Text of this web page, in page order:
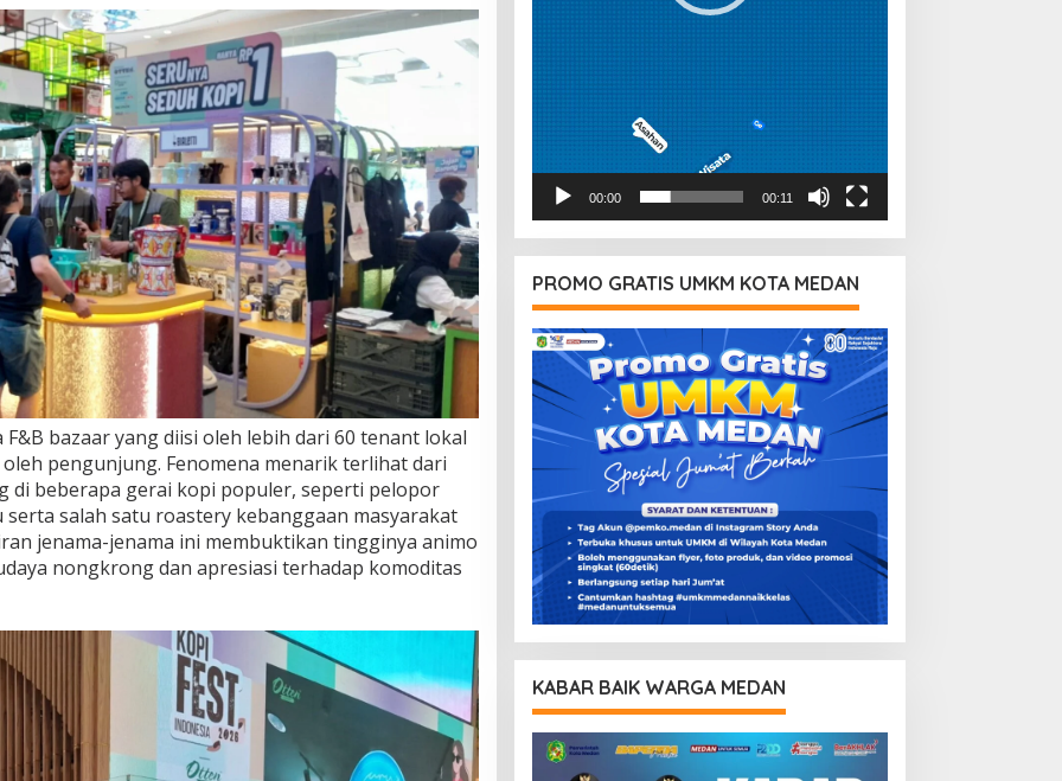
bazaar yang diisi oleh lebih dari 60 tenant lokal
pengunjung. Fenomena menarik terlihat dari
di beberapa gerai kopi populer, seperti pelopor
salah satu roastery kebanggaan masyarakat
jenama-jenama ini membuktikan tingginya animo
nongkrong dan apresiasi terhadap komoditas
00:00 00:11
PROMO GRATIS UMKM KOTA MEDAN
KABAR BAIK WARGA MEDAN